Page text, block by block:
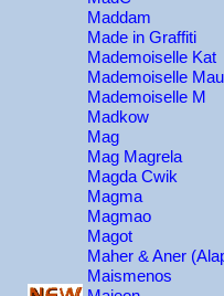
Maddam
Made in Graffiti
Mademoiselle Kat
Mademoiselle
Mademoiselle M
Madkow
Mag
Mag Magrela
Magda Cwik
Magma
Magmao
Magot
Maher & Aner
Maismenos